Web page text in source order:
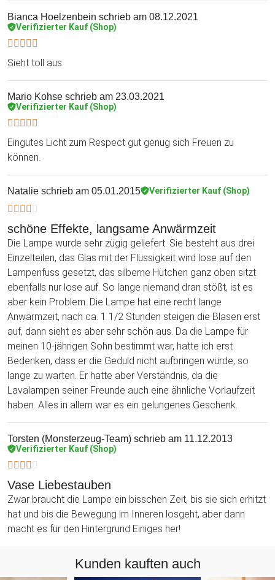
Bianca Hoelzenbein schrieb am 08.12.2021
Verifizierter Kauf (Shop)
Sieht toll aus
Mario Kohse schrieb am 23.03.2021
Verifizierter Kauf (Shop)
Eingutes Licht zum Respect gut genug sich Freuen zu
können.
Natalie schrieb am 05.01.2015 Verifizierter Kauf (Shop)
schöne Effekte, langsame Anwärmzeit
Die Lampe wurde sehr zügig geliefert. Sie besteht aus drei
Einzelteilen, das Glas mit der Flüssigkeit wird lose auf den
Lampenfuss gesetzt, das silberne Hütchen ganz oben sitzt
ebenfalls nur lose auf. So lange niemand dran stößt, ist es
aber kein Problem. Die Lampe hat eine recht lange
Anwärmzeit, nach ca. 1 1/2 Stunden steigen die Blasen erst
auf, dann sieht es aber sehr schön aus. Da die Lampe für
meinen 10-jährigen Sohn bestimmt war, hatte ich erst
Bedenken, dass er die Geduld nicht aufbringen würde, so
lange zu warten. Er hatte aber Verständnis, da die
Lavalampen seiner Freunde auch eine ähnliche Vorlaufzeit
haben. Alles in allem war es ein gelungenes Geschenk.
Torsten (Monsterzeug-Team) schrieb am 11.12.2013
Verifizierter Kauf (Shop)
Vase Liebestauben
Zwar braucht die Lampe ein bisschen Zeit, bis sie sich erhitzt
hat und bis die Bewegung im Inneren losgeht, aber dann
macht es für den Hintergrund Einiges her!
Kunden kauften auch